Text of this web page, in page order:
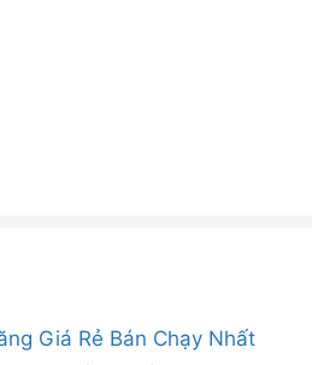
Giá Rẻ Bán Chạy Nhất